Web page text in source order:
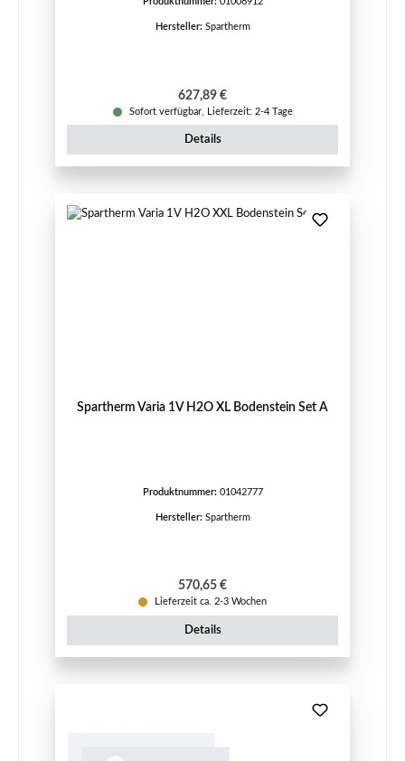
Hersteller: Spartherm
Regulärer Preis:
627,89 €
Sofort verfügbar, Lieferzeit: 2-4 Tage
Details
Spartherm Varia 1V H2O XL Bodenstein Set A
Produktnummer: 01042777
Hersteller: Spartherm
Regulärer Preis:
570,65 €
Lieferzeit ca. 2-3 Wochen
Details